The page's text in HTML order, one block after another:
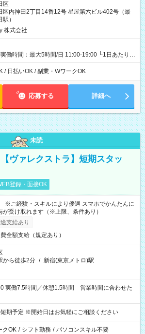
区
区内神田2丁目14番12号 星屋第六ビル402号（最
）
株式会社
働時間：最大5時間/日 11:00-19:00 └1日あたりの
5時間 └上記の時間帯内であれば、いつでも勤務可
曜日の中で、お好きな曜日でご勤務いただけま
どのように、自由な働き方が可能なお仕事です！
/ 日払いOK / 副業・WワークOK
応募する 詳細へ
未読
ヴァレクストラ】短期スタッ
登録・面接OK
ご経験・スキルにより優遇 スマホでかんたんに
が受け取れます（※上限、条件あり）
支給あり
全額支給（規定あり）
から徒歩2分 / 新宿(東京メトロ)駅
せた
期予定 ※開始日はお気軽にご相談ください
クOK / シフト勤務 / パソコンスキル不要